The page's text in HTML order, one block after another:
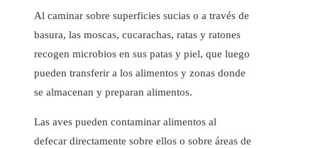
Al caminar sobre superficies sucias o a través de
basura, las moscas, cucarachas, ratas y ratones
recogen microbios en sus patas y piel, que luego
pueden transferir a los alimentos y zonas donde
se almacenan y preparan alimentos.
Las aves pueden contaminar alimentos al
defecar directamente sobre ellos o sobre áreas de